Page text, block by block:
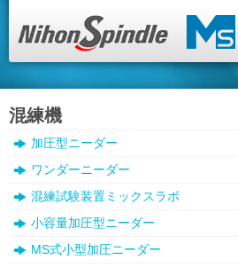
混練機
加圧型ニーダー
ワンダーニーダー
混練試験装置ミックスラボ
小容量加圧型ニーダー
MS式小型加圧ニーダー